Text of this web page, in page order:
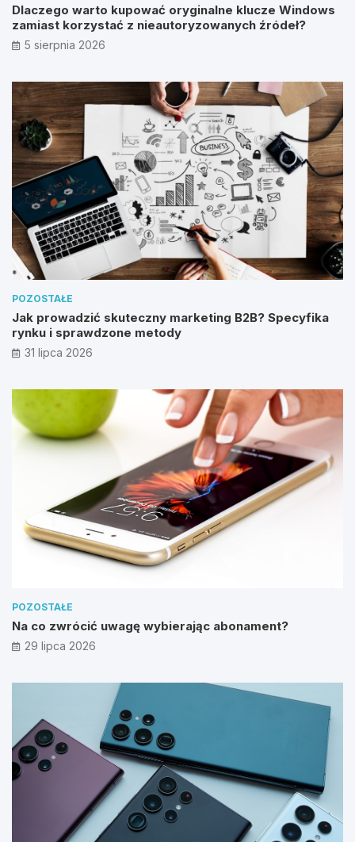
Dlaczego warto kupować oryginalne klucze Windows
zamiast korzystać z nieautoryzowanych źródeł?
5 sierpnia 2026
POZOSTAŁE
Jak prowadzić skuteczny marketing B2B? Specyfika
rynku i sprawdzone metody
31 lipca 2026
POZOSTAŁE
Na co zwrócić uwagę wybierając abonament?
29 lipca 2026